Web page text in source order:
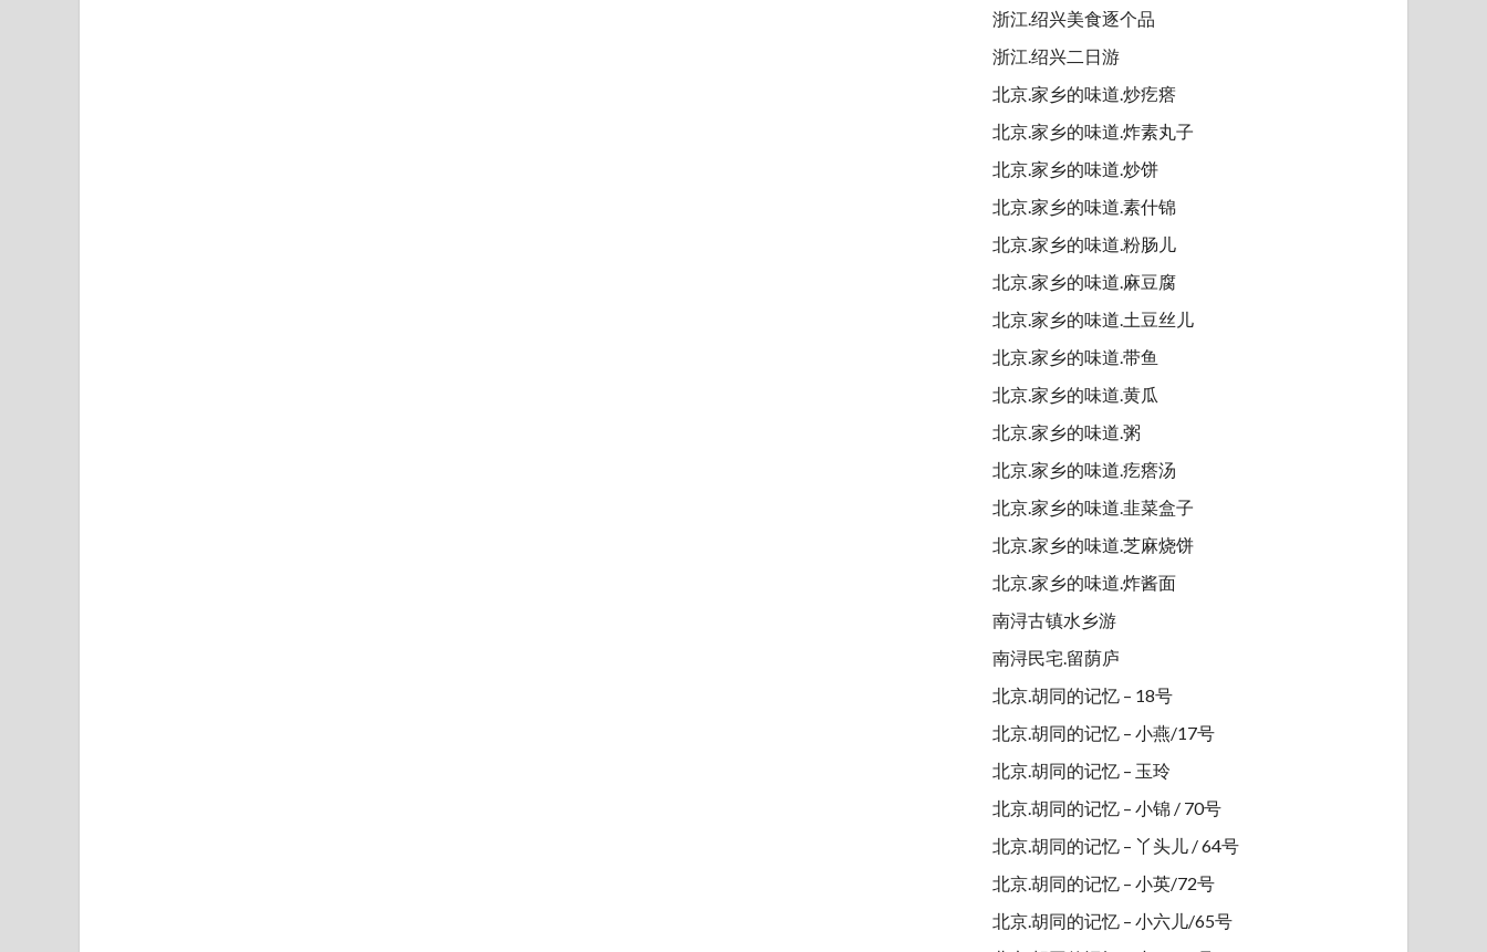
浙江.绍兴美食逐个品
浙江.绍兴二日游
北京.家乡的味道.炒疙瘩
北京.家乡的味道.炸素丸子
北京.家乡的味道.炒饼
北京.家乡的味道.素什锦
北京.家乡的味道.粉肠儿
北京.家乡的味道.麻豆腐
北京.家乡的味道.土豆丝儿
北京.家乡的味道.带鱼
北京.家乡的味道.黄瓜
北京.家乡的味道.粥
北京.家乡的味道.疙瘩汤
北京.家乡的味道.韭菜盒子
北京.家乡的味道.芝麻烧饼
北京.家乡的味道.炸酱面
南浔古镇水乡游
南浔民宅.留荫庐
北京.胡同的记忆 – 18号
北京.胡同的记忆 – 小燕/17号
北京.胡同的记忆 – 玉玲
北京.胡同的记忆 – 小锦 / 70号
北京.胡同的记忆 – 丫头儿 / 64号
北京.胡同的记忆 – 小英/72号
北京.胡同的记忆 – 小六儿/65号